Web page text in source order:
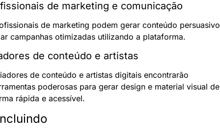
de marketing e comunicação
de marketing podem gerar conteúdo
campanhas otimizadas utilizando a plataforma.
de conteúdo e artistas
de conteúdo e artistas digitais encontrarão
poderosas para gerar design e material visual de
rápida e acessível.